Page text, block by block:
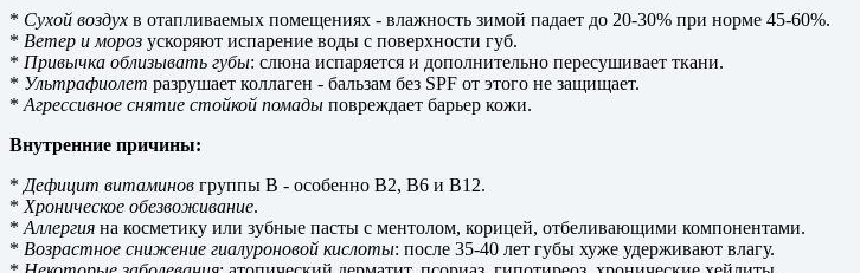
* Сухой воздух в отапливаемых помещениях - влажность зимой падает до 20-30% при норме 45-60%.
* Ветер и мороз ускоряют испарение воды с поверхности губ.
* Привычка облизывать губы: слюна испаряется и дополнительно пересушивает ткани.
* Ультрафиолет разрушает коллаген - бальзам без SPF от этого не защищает.
* Агрессивное снятие стойкой помады повреждает барьер кожи.
Внутренние причины:
* Дефицит витаминов группы B - особенно B2, B6 и B12.
* Хроническое обезвоживание.
* Аллергия на косметику или зубные пасты с ментолом, корицей, отбеливающими компонентами.
* Возрастное снижение гиалуроновой кислоты: после 35-40 лет губы хуже удерживают влагу.